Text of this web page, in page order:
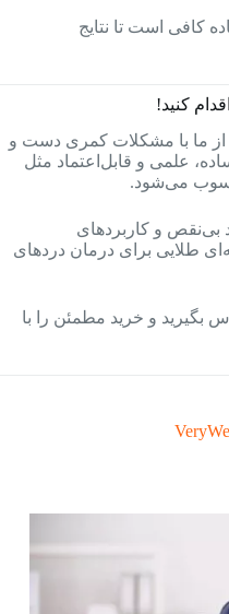
ساعت استفاده کافی است تا نتایج
کنید!
از ما با مشکلات کمری دست و
علمی و قابل‌اعتماد مثل
می‌شود.
بی‌نقص و کاربردهای
طلایی برای درمان دردهای
بگیرید و خرید مطمئن را با